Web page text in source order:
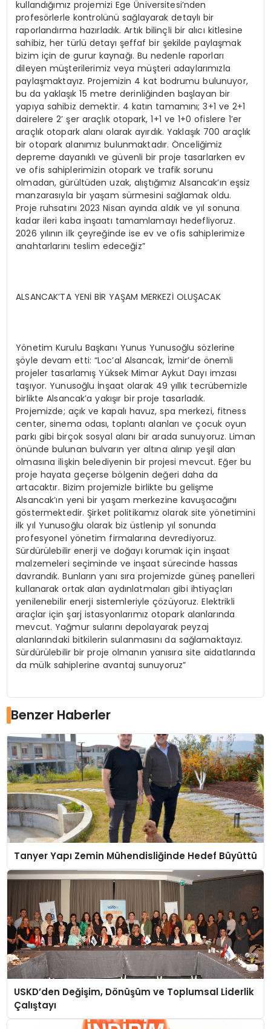
kullandığımız projemizi Ege Üniversitesi’nden
profesörlerle kontrolünü sağlayarak detaylı bir
raporlandırma hazırladık. Artık bilinçli bir alıcı kitlesine
sahibiz, her türlü detayı şeffaf bir şekilde paylaşmak
bizim için de gurur kaynağı. Bu nedenle raporları
dileyen müşterilerimiz veya müşteri adaylarımızla
paylaşmaktayız. Projemizin 4 kat bodrumu bulunuyor,
bu da yaklaşık 15 metre derinliğinden başlayan bir
yapıya sahibiz demektir. 4 katın tamamını; 3+1 ve 2+1
dairelere 2’ şer araçlık otopark, 1+1 ve 1+0 ofislere 1’er
araçlık otopark alanı olarak ayırdık. Yaklaşık 700 araçlık
bir otopark alanımız bulunmaktadır. Önceliğimiz
depreme dayanıklı ve güvenli bir proje tasarlarken ev
ve ofis sahiplerimizin otopark ve trafik sorunu
olmadan, gürültüden uzak, alıştığımız Alsancak’ın eşsiz
manzarasıyla bir yaşam sürmesini sağlamak oldu.
Proje ruhsatını 2023 Nisan ayında aldık ve yıl sonuna
kadar ileri kaba inşaatı tamamlamayı hedefliyoruz.
2026 yılının ilk çeyreğinde ise ev ve ofis sahiplerimize
anahtarlarını teslim edeceğiz”
ALSANCAK’TA YENİ BİR YAŞAM MERKEZİ OLUŞACAK
Yönetim Kurulu Başkanı Yunus Yunusoğlu sözlerine
şöyle devam etti: “Loc’al Alsancak, İzmir’de önemli
projeler tasarlamış Yüksek Mimar Aykut Dayı imzası
taşıyor. Yunusoğlu İnşaat olarak 49 yıllık tecrübemizle
birlikte Alsancak’a yakışır bir proje tasarladık.
Projemizde; açık ve kapalı havuz, spa merkezi, fitness
center, sinema odası, toplantı alanları ve çocuk oyun
parkı gibi birçok sosyal alanı bir arada sunuyoruz. Liman
önünde bulunan bulvarın yer altına alınıp yeşil alan
olmasına ilişkin belediyenin bir projesi mevcut. Eğer bu
proje hayata geçerse bölgenin değeri daha da
artacaktır. Bizim projemizle birlikte bu gelişme
Alsancak’ın yeni bir yaşam merkezine kavuşacağını
göstermektedir. Şirket politikamız olarak site yönetimini
ilk yıl Yunusoğlu olarak biz üstlenip yıl sonunda
profesyonel yönetim firmalarına devrediyoruz.
Sürdürülebilir enerji ve doğayı korumak için inşaat
malzemeleri seçiminde ve inşaat sürecinde hassas
davrandık. Bunların yanı sıra projemizde güneş panelleri
kullanarak ortak alan aydınlatmaları gibi ihtiyaçları
yenilenebilir enerji sistemleriyle çözüyoruz. Elektrikli
araçlar için şarj istasyonlarımız otopark alanlarında
mevcut. Yağmur sularını depolayarak peyzaj
alanlarındaki bitkilerin sulanmasını da sağlamaktayız.
Sürdürülebilir bir proje olmanın yanısıra site aidatlarında
da mülk sahiplerine avantaj sunuyoruz”
Benzer Haberler
Tanyer Yapı Zemin Mühendisliğinde Hedef Büyüttü
USKD’den Değişim, Dönüşüm ve Toplumsal Liderlik
Çalıştayı